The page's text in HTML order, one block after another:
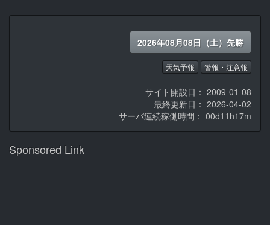
2026年08月08日（土）先勝
天気予報 警報・注意報
サイト開設日： 2009-01-08
最終更新日： 2026-04-02
サーバ連続稼働時間： 00d11h17m
Sponsored Link